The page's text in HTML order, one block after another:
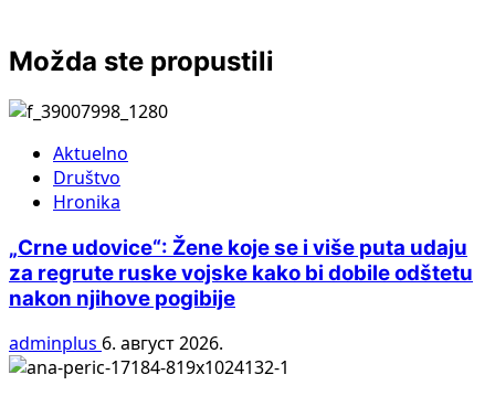
Možda ste propustili
Aktuelno
Društvo
Hronika
„Crne udovice“: Žene koje se i više puta udaju
za regrute ruske vojske kako bi dobile odštetu
nakon njihove pogibije
adminplus 6. август 2026.